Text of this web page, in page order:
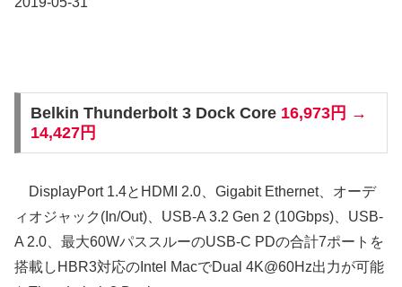
Belkin Thunderbolt 3 Dock Core 16,973円 →
14,427円
DisplayPort 1.4とHDMI 2.0、Gigabit Ethernet、オーデ
ィオジャック(In/Out)、USB-A 3.2 Gen 2 (10Gbps)、USB-
A 2.0、最大60WパススルーのUSB-C PDの合計7ポートを
搭載しHBR3対応のIntel MacでDual 4K@60Hz出力が可能